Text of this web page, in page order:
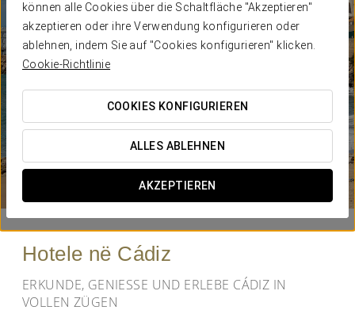
können alle Cookies über die Schaltfläche "Akzeptieren"
akzeptieren oder ihre Verwendung konfigurieren oder
ablehnen, indem Sie auf "Cookies konfigurieren" klicken.
Cookie-Richtlinie
COOKIES KONFIGURIEREN
ALLES ABLEHNEN
AKZEPTIEREN
Hotele në Cádiz
ERKUNDE, GENIESSE UND ERLEBE CÁDIZ IN V
OLLEN ZÜGEN
 